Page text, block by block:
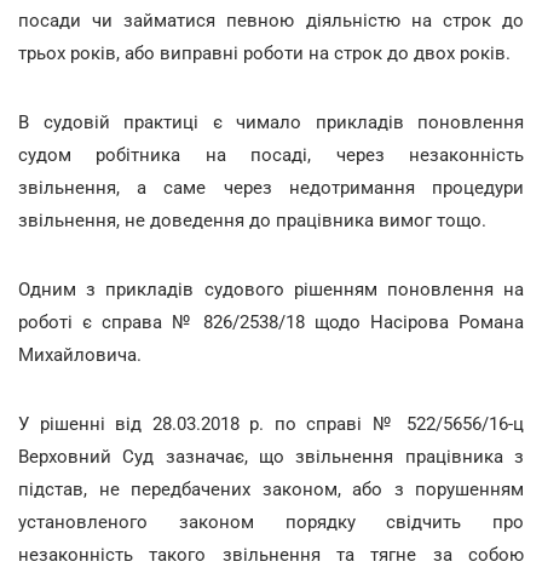
посади чи займатися певною діяльністю на строк до
трьох років, або виправні роботи на строк до двох років.
В судовій практиці є чимало прикладів поновлення
судом робітника на посаді, через незаконність
звільнення, а саме через недотримання процедури
звільнення, не доведення до працівника вимог тощо.
Одним з прикладів судового рішенням поновлення на
роботі є справа № 826/2538/18 щодо Насірова Романа
Михайловича.
У рішенні від 28.03.2018 р. по справі № 522/5656/16-ц
Верховний Суд зазначає, що звільнення працівника з
підстав, не передбачених законом, або з порушенням
установленого законом порядку свідчить про
незаконність такого звільнення та тягне за собою